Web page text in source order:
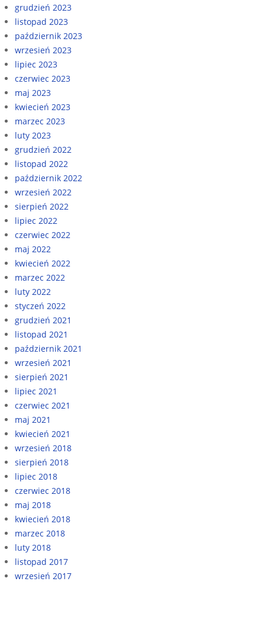
grudzień 2023
listopad 2023
październik 2023
wrzesień 2023
lipiec 2023
czerwiec 2023
maj 2023
kwiecień 2023
marzec 2023
luty 2023
grudzień 2022
listopad 2022
październik 2022
wrzesień 2022
sierpień 2022
lipiec 2022
czerwiec 2022
maj 2022
kwiecień 2022
marzec 2022
luty 2022
styczeń 2022
grudzień 2021
listopad 2021
październik 2021
wrzesień 2021
sierpień 2021
lipiec 2021
czerwiec 2021
maj 2021
kwiecień 2021
wrzesień 2018
sierpień 2018
lipiec 2018
czerwiec 2018
maj 2018
kwiecień 2018
marzec 2018
luty 2018
listopad 2017
wrzesień 2017